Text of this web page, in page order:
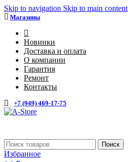
Skip to navigation Skip to main content
Магазины
Новинки
Доставка и оплата
О компании
Гарантия
Ремонт
Контакты
+7 (949) 469-17-75
Поиск
Избранное